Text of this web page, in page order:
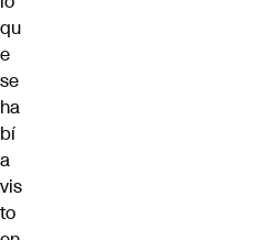
qu
e
se
ha
bí
a
vis
to